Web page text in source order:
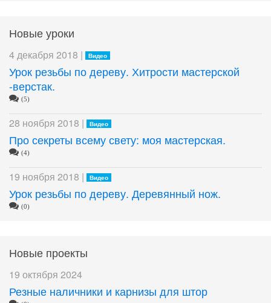
Новые уроки
4 декабря 2018 | Видео
Урок резьбы по дереву. Хитрости мастерской
-верстак.
(5)
28 ноября 2018 | Видео
Про секреты всему свету: моя мастерская.
(4)
19 ноября 2018 | Видео
Урок резьбы по дереву. Деревянный нож.
(0)
Новые проекты
19 октября 2024
Резные наличники и карнизы для штор